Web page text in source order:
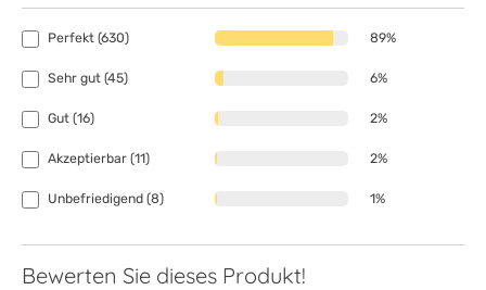
Perfekt (630) 89%
Sehr gut (45) 6%
Gut (16) 2%
Akzeptierbar (11) 2%
Unbefriedigend (8) 1%
Bewerten Sie dieses Produkt!